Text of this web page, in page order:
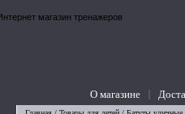
О магазине
вопросы